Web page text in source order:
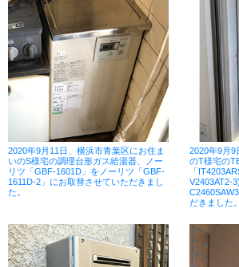
2020年9月11日、横浜市青葉区にお住ま
いのS様宅の調理台形ガス給湯器、ノー
リツ「GBF-1601D」をノーリツ「GBF-
1611D-2」にお取替させていただきまし
た。
2020年9月9
のT様宅の
「
V2403AT2-
だきました。